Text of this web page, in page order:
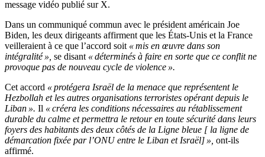
message vidéo publié sur X.
Dans un communiqué commun avec le président américain Joe
Biden, les deux dirigeants affirment que les États-Unis et la France
veilleraient à ce que l’accord soit « mis en œuvre dans son
intégralité », se disant « déterminés à faire en sorte que ce conflit ne
provoque pas de nouveau cycle de violence ».
Cet accord « protégera Israël de la menace que représentent le
Hezbollah et les autres organisations terroristes opérant depuis le
Liban ». Il « créera les conditions nécessaires au rétablissement
durable du calme et permettra le retour en toute sécurité dans leurs
foyers des habitants des deux côtés de la Ligne bleue [ la ligne de
démarcation fixée par l’ONU entre le Liban et Israël] », ont-ils
affirmé.